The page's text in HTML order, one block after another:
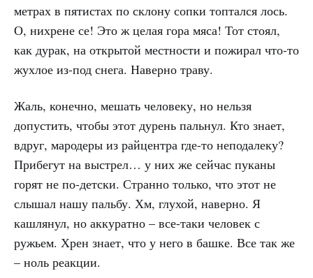
метрах в пятистах по склону сопки топтался лось.
О, нихрене се! Это ж целая гора мяса! Тот стоял,
как дурак, на открытой местности и пожирал что-то
жухлое из-под снега. Наверно траву.
Жаль, конечно, мешать человеку, но нельзя
допустить, чтобы этот дурень пальнул. Кто знает,
вдруг, мародеры из райцентра где-то неподалеку?
Прибегут на выстрел… у них же сейчас пуканы
горят не по-детски. Странно только, что этот не
слышал нашу пальбу. Хм, глухой, наверно. Я
кашлянул, но аккуратно – все-таки человек с
ружьем. Хрен знает, что у него в башке. Все так же
– ноль реакции.